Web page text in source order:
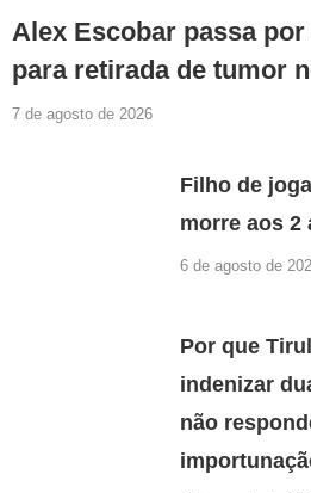
Alex Escobar passa
para retirada de tumor
7 de agosto de 2026
Filho de
morre aos 2
6 de agosto de
Por que
indenizar
não